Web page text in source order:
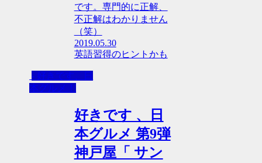
です。専門的に正解、
不正解はわかりません
（笑）
2019.05.30
英語習得のヒントかも
- 好きです、日
本グルメ！
好きです 、日
本グルメ 第9弾
神戸屋「 サン